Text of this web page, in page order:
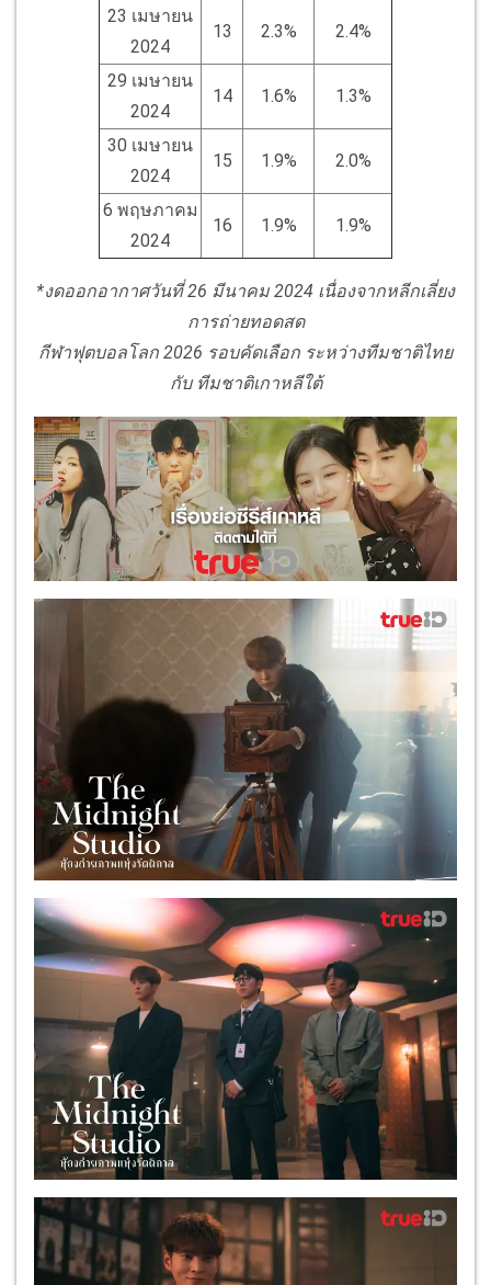
23 เมษายน
2024
13 2.3% 2.4%
29 เมษายน
2024
14 1.6% 1.3%
30 เมษายน
2024
15 1.9% 2.0%
6 พฤษภาคม
2024
16 1.9% 1.9%
*งดออกอากาศวันที่ 26 มีนาคม 2024 เนื่องจากหลีกเลี่ยง
การถ่ายทอดสด
กีฬาฟุตบอลโลก 2026 รอบคัดเลือก ระหว่างทีมชาติไทย
กับ ทีมชาติเกาหลีใต้